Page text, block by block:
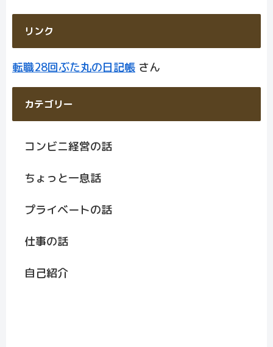
リンク
転職28回ぶた丸の日記帳 さん
カテゴリー
コンビニ経営の話
ちょっと一息話
プライベートの話
仕事の話
自己紹介